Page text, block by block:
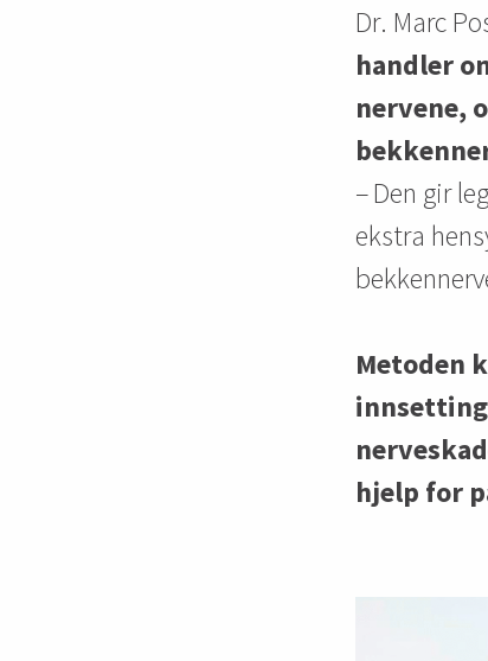
Dr. Marc
handler
nervene,
–Den gir
ekstra
Metoden
hjelp for